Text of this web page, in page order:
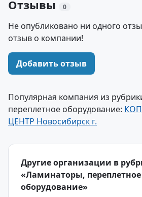
Отзывы 0
Не опубликовано ни одного
отзыв о компании!
Добавить отзыв
Популярная компания из
переплетное оборудование:
ЦЕНТР Новосибирск г.
Другие организации в
«Ламинаторы, переплетное
оборудование»